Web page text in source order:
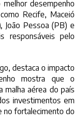
desempenho
Recife, Maceió
João Pessoa (PB) e
responsáveis pelo
destaca o impacto
mostra que o
malha aérea do país
investimentos em
no fortalecimento do